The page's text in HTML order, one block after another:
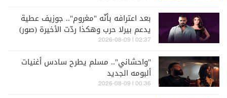
بعد اعترافه بأنّه "مغروم".. جوزيف عطية
يدعم بيرلا حرب وهكذا ردّت الأخيرة (صور)
02:37 | 2026-08-09
"واحشاني".. مسلم يطرح سادس أغنيات
ألبومه الجديد
00:36 | 2026-08-09